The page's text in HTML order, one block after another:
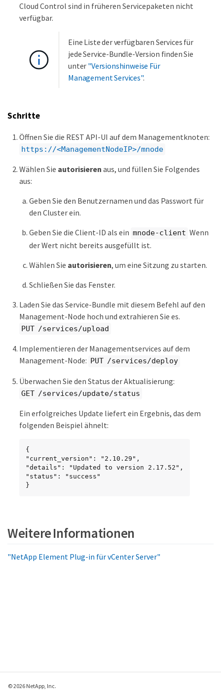
Cloud Control sind in früheren Servicepaketen nicht
verfügbar.
Eine Liste der verfügbaren Services für
jede Service-Bundle-Version finden Sie
unter "Versionshinweise Für
Management Services".
Schritte
Öffnen Sie die REST API-UI auf dem Managementknoten:
https://<ManagementNodeIP>/mnode
Wählen Sie autorisieren aus, und füllen Sie Folgendes
aus:
Geben Sie den Benutzernamen und das Passwort für
den Cluster ein.
Geben Sie die Client-ID als ein mnode-client Wenn
der Wert nicht bereits ausgefüllt ist.
Wählen Sie autorisieren, um eine Sitzung zu starten.
Schließen Sie das Fenster.
Laden Sie das Service-Bundle mit diesem Befehl auf den
Management-Node hoch und extrahieren Sie es.
PUT /services/upload
Implementieren der Managementservices auf dem
Management-Node: PUT /services/deploy
Überwachen Sie den Status der Aktualisierung:
GET /services/update/status
Ein erfolgreiches Update liefert ein Ergebnis, das dem
folgenden Beispiel ähnelt:
{
"current_version": "2.10.29",
"details": "Updated to version 2.17.52",
"status": "success"
}
Weitere Informationen
"NetApp Element Plug-in für vCenter Server"
© 2026 NetApp, Inc.